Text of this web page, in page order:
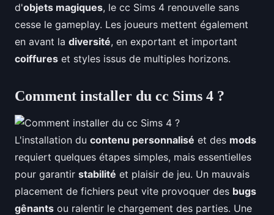
d'objets magiques, le cc Sims 4 renouvelle sans
cesse le gameplay. Les joueurs mettent également
en avant la diversité, en exportant et important
coiffures et styles issus de multiples horizons.
Comment installer du cc Sims 4 ?
L'installation du contenu personnalisé et des mods
requiert quelques étapes simples, mais essentielles
pour garantir stabilité et plaisir de jeu. Un mauvais
placement de fichiers peut vite provoquer des bugs
gênants ou ralentir le chargement des parties. Une